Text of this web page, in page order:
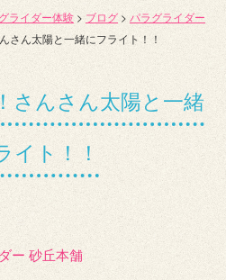
ライダー体験 > ブログ > パラグライダー
さん太陽と一緒にフライト！！
さんさん太陽と一緒
イト！！
ー 砂丘本舗